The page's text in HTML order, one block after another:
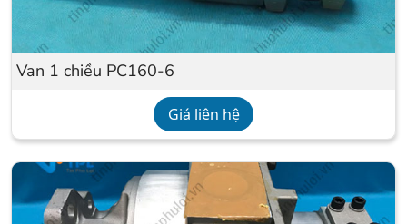
Van 1 chiều PC160-6
Giá liên hệ